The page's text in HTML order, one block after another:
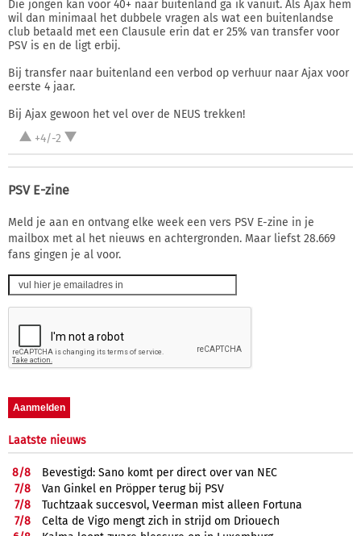
Die jongen kan voor 40+ naar buitenland ga ik vanuit. Als Ajax hem
wil dan minimaal het dubbele vragen als wat een buitenlandse
club betaald met een Clausule erin dat er 25% van transfer voor
PSV is en de ligt erbij.
Bij transfer naar buitenland een verbod op verhuur naar Ajax voor
eerste 4 jaar.
Bij Ajax gewoon het vel over de NEUS trekken!
+4/-2
PSV E-zine
Meld je aan en ontvang elke week een vers PSV E-zine in je
mailbox met al het nieuws en achtergronden. Maar liefst 28.669
fans gingen je al voor.
Laatste nieuws
8/8
Bevestigd: Sano komt per direct over van NEC
7/8
Van Ginkel en Pröpper terug bij PSV
7/8
Tuchtzaak succesvol, Veerman mist alleen Fortuna
7/8
Celta de Vigo mengt zich in strijd om Driouech